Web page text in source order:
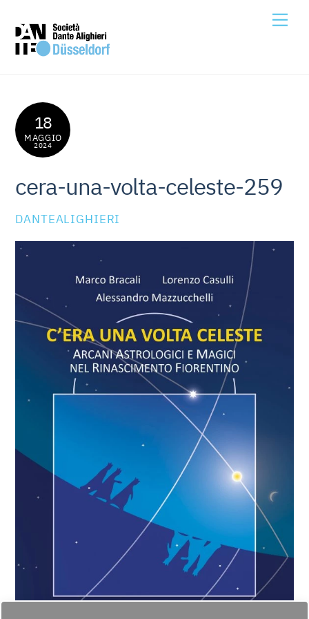
content
18
MAGGIO
2024
cera-una-volta-celeste-259
DANTEALIGHIERI